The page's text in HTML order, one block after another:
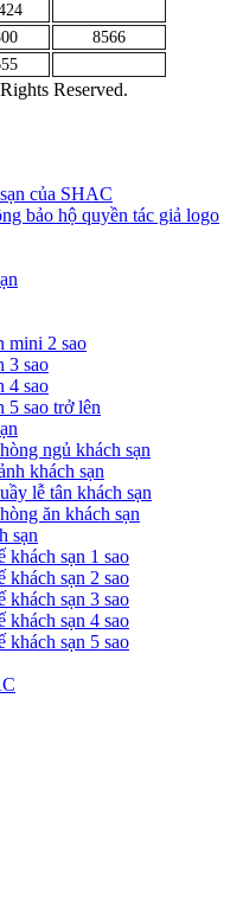
8566
Reserved.
của SHAC
bảo hộ quyền tác giả logo
mini 2 sao
3 sao
4 sao
5 sao trở lên
ngủ khách sạn
khách sạn
lễ tân khách sạn
ăn khách sạn
sạn
khách sạn 1 sao
khách sạn 2 sao
khách sạn 3 sao
khách sạn 4 sao
khách sạn 5 sao